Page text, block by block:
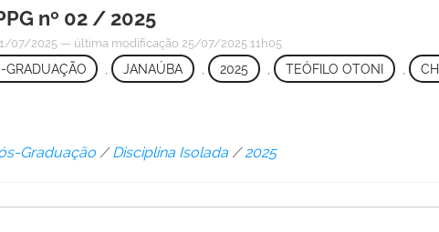
nº 02 / 2025
07/2025 — última modificação 25/07/2025 11h05
GRADUAÇÃO , JANAÚBA , 2025 TEÓFILO OTONI
Graduação /Disciplina Isolada /2025